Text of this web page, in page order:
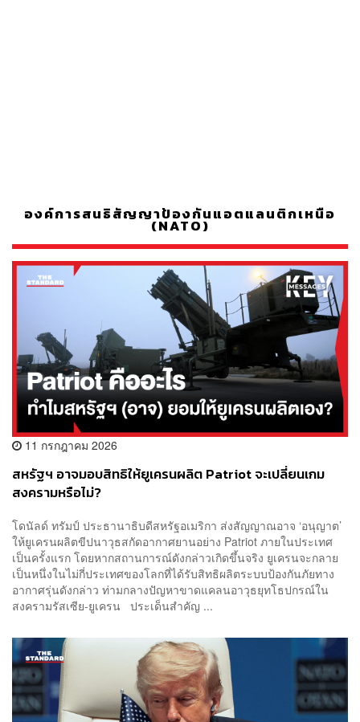
องค์การสนธิสัญญาป้องกันแอตแลนติกเหนือ
(NATO)
11 กรกฎาคม 2026
สหรัฐฯ อาจมอบสิทธิให้ยูเครนผลิต Patriot จะเปลี่ยนเกม
สงครามหรือไม่?
โดนัลด์ ทรัมป์ ประธานาธิบดีสหรัฐอเมริกา ส่งสัญญาณอาจ ‘อนุญาต’
ให้ยูเครนผลิตขีปนาวุธสกัดอากาศยานอย่าง Patriot ภายในประเทศ
เป็นครั้งแรก โดยหากสถานการณ์ดังกล่าวเกิดขึ้นจริง ยูเครนจะกลาย
เป็นหนึ่งในไม่กี่ประเทศของโลกที่ได้รับสิทธิผลิตระบบป้องกันภัยทาง
อากาศรุ่นดังกล่าว ท่ามกลางปัญหาขาดแคลนอาวุธยุทโธปกรณ์ใน
สงครามรัสเซีย-ยูเครน ประเด็นสำคัญ ...